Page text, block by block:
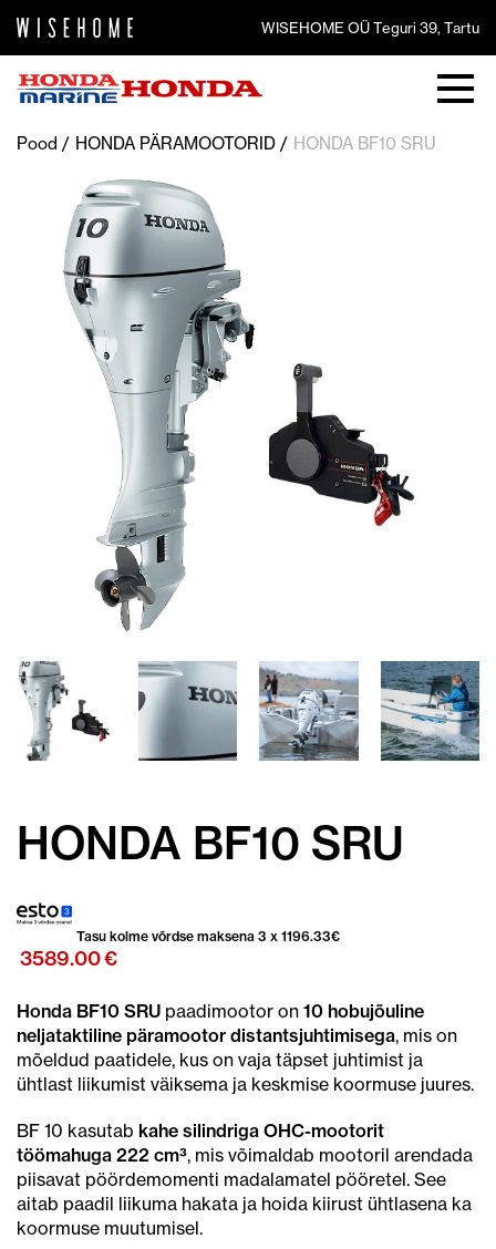
WISEHOME OÜ Teguri 39, Tartu
Pood HONDA PÄRAMOOTORID HONDA BF10 SRU
HONDA BF10 SRU
Tasu kolme võrdse maksena 3 x 1196.33€
3589.00€
Honda BF10 SRU paadimootor on 10 hobujõuline
neljataktiline päramootor distantsjuhtimisega, mis on
mõeldud paatidele, kus on vaja täpset juhtimist ja
ühtlast liikumist väiksema ja keskmise koormuse juures.
BF 10 kasutab kahe silindriga OHC-mootorit
töömahuga 222 cm³, mis võimaldab mootoril arendada
piisavat pöördemomenti madalamatel pööretel. See
aitab paadil liikuma hakata ja hoida kiirust ühtlasena ka
koormuse muutumisel.